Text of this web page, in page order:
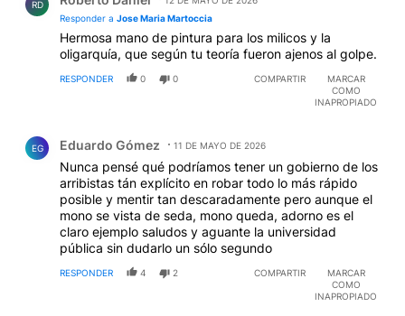
RD
Responder a Jose Maria Martoccia
Hermosa mano de pintura para los milicos y la
oligarquía, que según tu teoría fueron ajenos al golpe.
RESPONDER 0 0 COMPARTIR
MARCAR
COMO
INAPROPIADO
EG Eduardo Gómez 11 DE MAYO DE 2026
Nunca pensé qué podríamos tener un gobierno de los
arribistas tán explícito en robar todo lo más rápido
posible y mentir tan descaradamente pero aunque el
mono se vista de seda, mono queda, adorno es el
claro ejemplo saludos y aguante la universidad
pública sin dudarlo un sólo segundo
RESPONDER 4 2 COMPARTIR
MARCAR
COMO
INAPROPIADO